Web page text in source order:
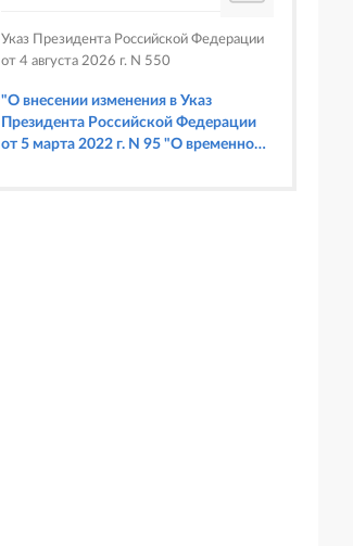
Указ Президента Российской Федерации
от 4 августа 2026 г. N 550
"О внесении изменения в Указ
Президента Российской Федерации
от 5 марта 2022 г. N 95 "О временном